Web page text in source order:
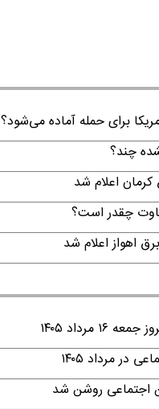
برای حمله آماده می‌شود؟
چقدر است؟
۱۴۰۵
مرداد ۱۴۰۵
اجتماعی روشن شد